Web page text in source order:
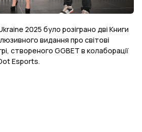
2025 було розіграно дві Книги
видання про світові
створеного GGBET в колаборації
Esports.